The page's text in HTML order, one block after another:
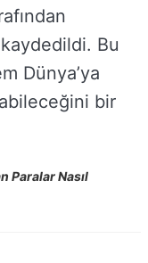
Bu
Dünya’ya
bir
Paralar Nasıl